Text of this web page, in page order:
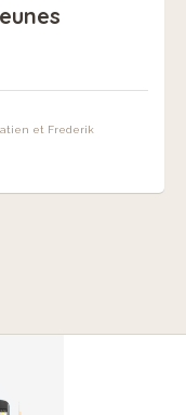
et Frederik